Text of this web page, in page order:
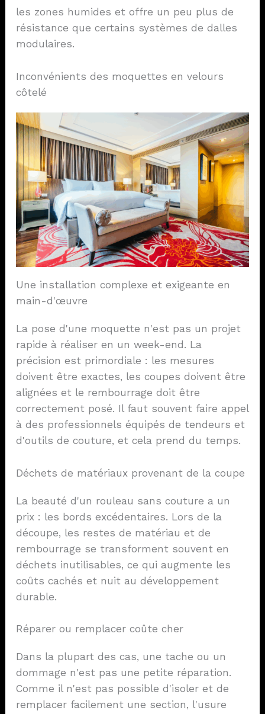
les zones humides et offre un peu plus de
résistance que certains systèmes de dalles
modulaires.
Inconvénients des moquettes en velours
côtelé
Une installation complexe et exigeante en
main-d'œuvre
La pose d'une moquette n'est pas un projet
rapide à réaliser en un week-end. La
précision est primordiale : les mesures
doivent être exactes, les coupes doivent être
alignées et le rembourrage doit être
correctement posé. Il faut souvent faire appel
à des professionnels équipés de tendeurs et
d'outils de couture, et cela prend du temps.
Déchets de matériaux provenant de la coupe
La beauté d'un rouleau sans couture a un
prix : les bords excédentaires. Lors de la
découpe, les restes de matériau et de
rembourrage se transforment souvent en
déchets inutilisables, ce qui augmente les
coûts cachés et nuit au développement
durable.
Réparer ou remplacer coûte cher
Dans la plupart des cas, une tache ou un
dommage n'est pas une petite réparation.
Comme il n'est pas possible d'isoler et de
remplacer facilement une section, l'usure